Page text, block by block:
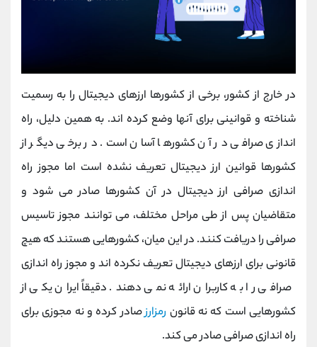
در خارج از کشور، برخی از کشورها ارزهای دیجیتال را به رسمیت
شناخته و قوانینی برای آنها وضع کرده اند. به همین دلیل، راه
اندازی صرافی در آن کشورها آسان است. در برخی دیگر از
کشورها قوانین ارز دیجیتال تعریف نشده است اما مجوز راه
اندازی صرافی ارز دیجیتال در آن کشورها صادر می شود و
متقاضیان پس از طی مراحل مختلف، می توانند مجوز تاسیس
صرافی را دریافت کنند. در این میان، کشورهایی هستند که هیچ
قانونی برای ارزهای دیجیتال تعریف نکرده اند و مجوز راه اندازی
صرافی را به کاربران ارائه نمی دهند. دقیقاً ایران یکی از
کشورهایی است که نه قانون رمزارزصادر کرده و نه مجوزی برای
راه اندازی صرافی صادر می کند.